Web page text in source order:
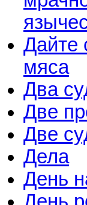
Дайте
мяса
Два
Две
Две
Дела
День